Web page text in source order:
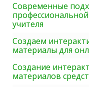
Современные
учителя
Создаем
материалы для
Создание
материалов